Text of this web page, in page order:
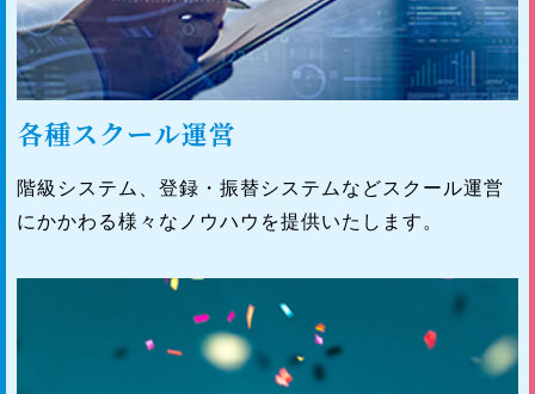
各種スクール運営
階級システム、登録・振替システムなどスクール運営
にかかわる様々なノウハウを提供いたします。